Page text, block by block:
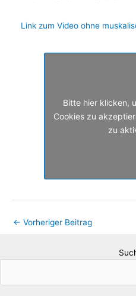
Link zum Video ohne
Bitte hier klicken,
Cookies zu
zu
← Vorheriger Beitrag